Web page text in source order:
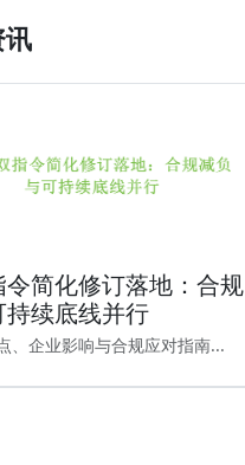
令简化修订落地：合规
续底线并行
、企业影响与合规应对指南...